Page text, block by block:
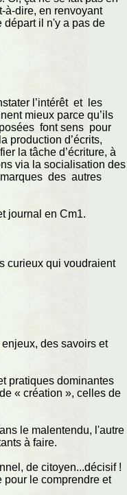
dire, en renvoyant
départ il n'y a pas de
l’intérêt et les
mieux parce qu’ils
font sens pour
d’écrits,
la tâche d’écriture, à
via la socialisation des
des autres
journal en Cm1.
curieux qui voudraient
des savoirs et
pratiques dominantes
« création », celles de
le malentendu, l'autre
à faire.
de citoyen...décisif !
pour le comprendre et